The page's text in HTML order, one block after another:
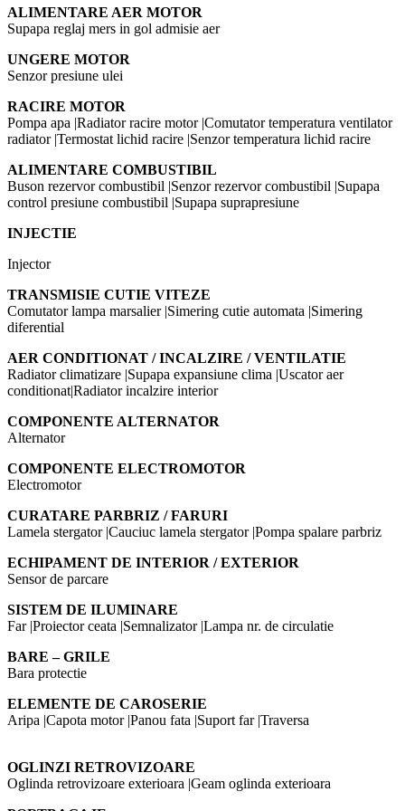
ALIMENTARE AER MOTOR
Supapa reglaj mers in gol admisie aer
UNGERE MOTOR
Senzor presiune ulei
RACIRE MOTOR
Pompa apa |Radiator racire motor |Comutator temperatura ventilator
radiator |Termostat lichid racire |Senzor temperatura lichid racire
ALIMENTARE COMBUSTIBIL
Buson rezervor combustibil |Senzor rezervor combustibil |Supapa
control presiune combustibil |Supapa suprapresiune
INJECTIE
Injector
TRANSMISIE CUTIE VITEZE
Comutator lampa marsalier |Simering cutie automata |Simering
diferential
AER CONDITIONAT / INCALZIRE / VENTILATIE
Radiator climatizare |Supapa expansiune clima |Uscator aer
conditionat|Radiator incalzire interior
COMPONENTE ALTERNATOR
Alternator
COMPONENTE ELECTROMOTOR
Electromotor
CURATARE PARBRIZ / FARURI
Lamela stergator |Cauciuc lamela stergator |Pompa spalare parbriz
ECHIPAMENT DE INTERIOR / EXTERIOR
Sensor de parcare
SISTEM DE ILUMINARE
Far |Proiector ceata |Semnalizator |Lampa nr. de circulatie
BARE – GRILE
Bara protectie
ELEMENTE DE CAROSERIE
Aripa |Capota motor |Panou fata |Suport far |Traversa
OGLINZI RETROVIZOARE
Oglinda retrovizoare exterioara |Geam oglinda exterioara